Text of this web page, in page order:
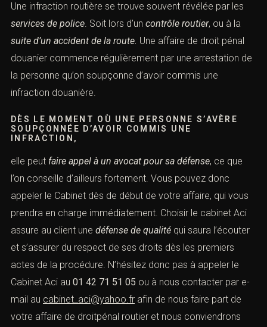
Une infraction routière se trouve souvent révélée par les
services de police. Soit lors d’un contrôle routier, ou à la
suite d’un accident de la route. Une affaire de droit pénal
douanier commence régulièrement par une arrestation de
la personne qu’on soupçonne d’avoir commis une
infraction douanière.
DÈS LE MOMENT OÙ UNE PERSONNE S’AVÈRE
SOUPÇONNÉE D’AVOIR COMMIS UNE
INFRACTION,
elle peut faire appel à un avocat pour sa défense, ce que
l’on conseille d’ailleurs fortement. Vous pouvez donc
appeler le Cabinet dès de début de votre affaire, qui vous
prendra en charge immédiatement. Choisir le cabinet Aci
assure au client une défense de qualité qui saura l’écouter
et s’assurer du respect de ses droits dès les premiers
actes de la procédure. N’hésitez donc pas à appeler le
Cabinet Aci au 01 42 71 51 05 ou à nous contacter par e-
mail au cabinet_aci@yahoo.fr afin de nous faire part de
votre affaire de droitpénal routier et nous conviendrons